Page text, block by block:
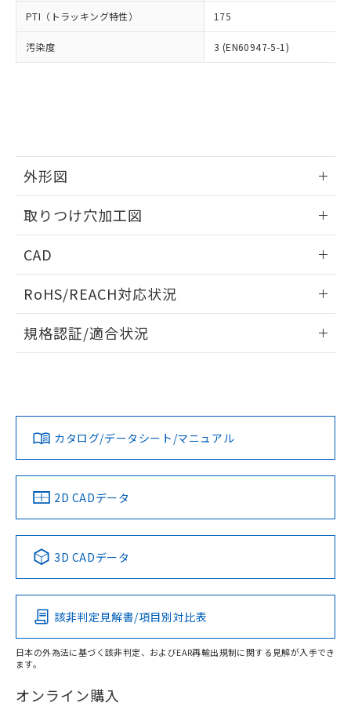
PTI（トラッキング特性） 175
汚染度 3 (EN60947-5-1)
外形図
取りつけ穴加工図
CAD
ドすることができます。
ログイン/会員登録
ダウンロードデータをご利用いただく前に、以下を必ずお読
みください。
ソフトウェアの使用条件
RoHS/REACH対応状況
EU RoHS 注意事項・凡例
対応済み
中国 RoHS 注意事項・凡例
Pb Hg Cd Cr(VI)
O
在庫等で未対応品が混在する可能性があります。
規格認証/適合状況
LR型式承認
（イギリス
船舶規格）
DNV型式承認
（ノルウェー
BV型式承認
（フランス
KR型式
（韓国
No No No No
この製品の規格認証/適合状況ページへ
その他の認証はこちらのページからご検索ください
カタログ/データシート/マニュアル
2D CADデータ
3D CADデータ
該非判定見解書/項目別対比表
日本の外為法に基づく該非判定、およびEAR再輸出規制に関する見解が入手でき
ます。
オンライン購入
をご了承ください。
※当社の共同利用者とは、"個人情報
の「1.共同利
用者の範囲」に記載されている法人を
EU RoHS指令（10物質）の非含有証明書
51物質の非含有証明書（当社基準）
※本証明書は発行日時点で非含有を証明す
欄に対応日を記載しておりました。
既に当社にて対応品への在庫切替を完了
り、2022年1月12日より割愛しておりま
す。